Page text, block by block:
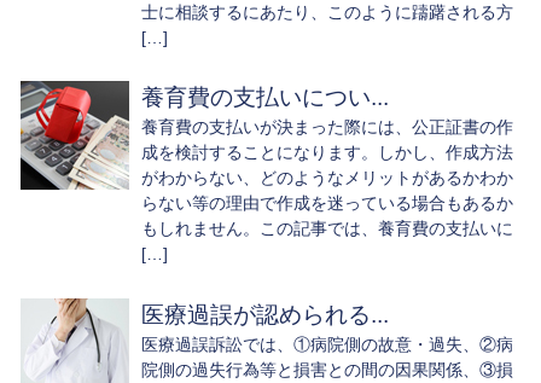
士に相談するにあたり、このように躊躇される方
[…]
養育費の支払いについ...
養育費の支払いが決まった際には、公正証書の作
成を検討することになります。しかし、作成方法
がわからない、どのようなメリットがあるかわか
らない等の理由で作成を迷っている場合もあるか
もしれません。この記事では、養育費の支払いに
[…]
医療過誤が認められる...
医療過誤訴訟では、①病院側の故意・過失、②病
院側の過失行為等と損害との間の因果関係、③損